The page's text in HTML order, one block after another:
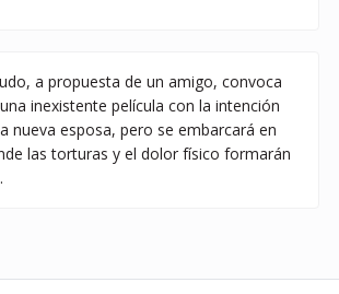
a propuesta de un amigo, convoca
inexistente película con la intención
nueva esposa, pero se embarcará en
las torturas y el dolor físico formarán